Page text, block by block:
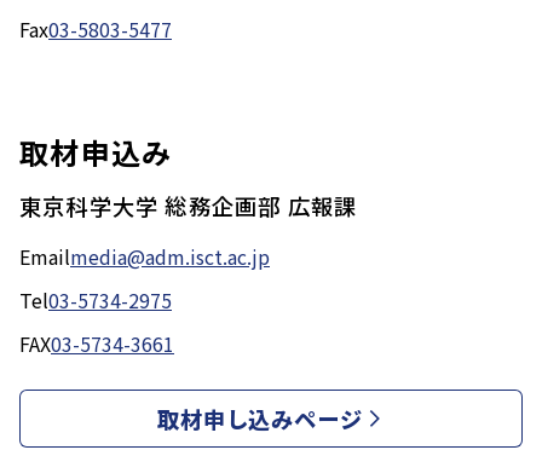
Fax03-5803-5477
取材申込み
東京科学大学 総務企画部 広報課
Emailmedia@adm.isct.ac.jp
Tel03-5734-2975
FAX03-5734-3661
取材申し込みページ